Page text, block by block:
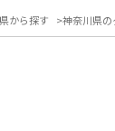
から探す 神奈川県